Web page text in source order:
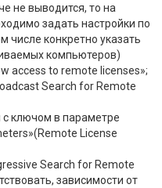
не выводится, то на
задать настройки по
числе конкретно указать
компьютеров)
access to remote licenses»;
Search for Remote
ключом в параметре
License
Search for Remote
зависимости от